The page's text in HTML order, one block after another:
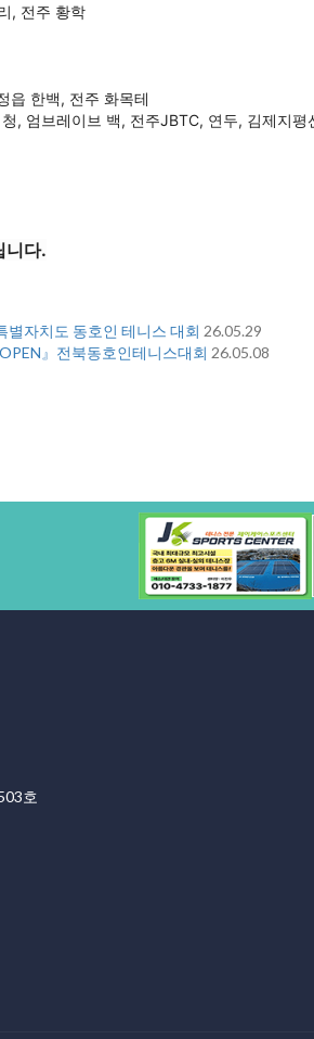
, 전주 황학
읍 한백, 전주 화목테
, 엄브레이브 백, 전주JBTC, 연두, 김제지
니다.
자치도 동호인 테니스 대회 26.05.29
』전북동호인테니스대회 26.05.08
호